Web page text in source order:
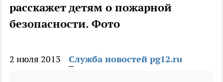
расскажет детям о пожарной
безопасности. Фото
2 июля 2013 Служба новостей pg12.ru